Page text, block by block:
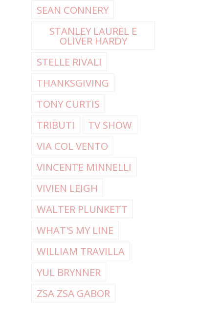
SEAN CONNERY
STANLEY LAUREL E
OLIVER HARDY
STELLE RIVALI
THANKSGIVING
TONY CURTIS
TRIBUTI
TV SHOW
VIA COL VENTO
VINCENTE MINNELLI
VIVIEN LEIGH
WALTER PLUNKETT
WHAT'S MY LINE
WILLIAM TRAVILLA
YUL BRYNNER
ZSA ZSA GABOR